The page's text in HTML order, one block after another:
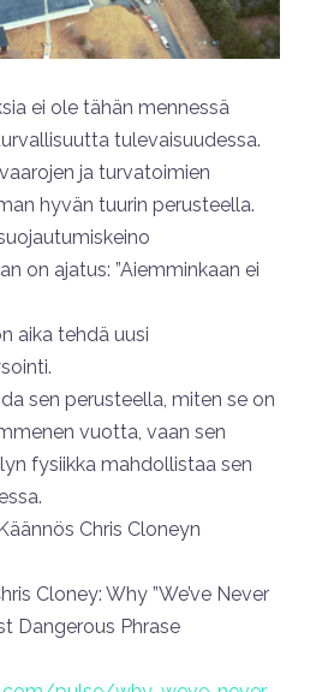
ei ole tähän mennessä
tulevaisuudessa.
ja turvatoimien
hyvän tuurin perusteella.
on ajatus: ”Aiemminkaan ei
aika tehdä uusi
sen perusteella, miten se on
vuotta, vaan sen
fysiikka mahdollistaa sen
Chris Cloneyn
Cloney: Why ”We’ve Never
Dangerous Phrase